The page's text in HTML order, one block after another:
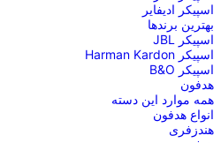
اسپیکر ادیفایر
بهترین برندها
اسپیکر JBL
اسپیکر Harman Kardon
اسپیکر B&O
هدفون
همه موارد این دسته
انواع هدفون
هندزفری